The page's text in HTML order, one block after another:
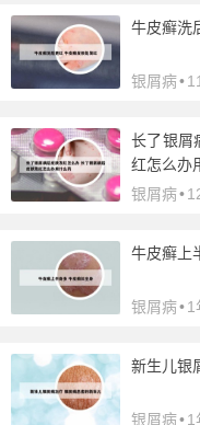
牛皮癣洗
银屑病•
长了银屑
红怎么办
银屑病•
牛皮癣上
银屑病•1
新生儿银
银屑病•1